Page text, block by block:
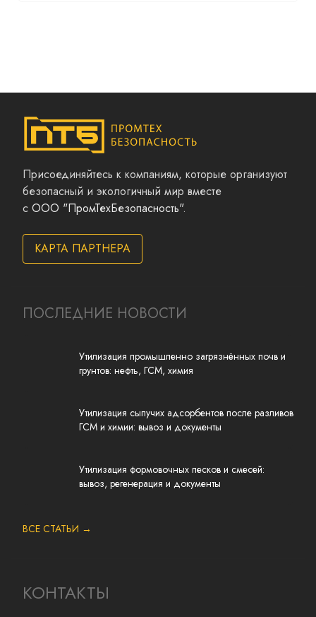
Присоединяйтесь к компаниям, которые организуют
безопасный и экологичный мир вместе
с ООО "ПромТехБезопасность".
КАРТА ПАРТНЕРА
ПОСЛЕДНИЕ НОВОСТИ
Утилизация промышленно загрязнённых почв и
грунтов: нефть, ГСМ, химия
Утилизация сыпучих адсорбентов после разливов
ГСМ и химии: вывоз и документы
Утилизация формовочных песков и смесей:
вывоз, регенерация и документы
ВСЕ СТАТЬИ →
КОНТАКТЫ